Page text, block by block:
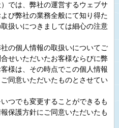
では、弊社の運営するウェブサ
び弊社の業務全般にて知り得た
扱いにつきましては細心の注意
の個人情報の取扱いについてご
せいただいたお客様ならびに弊
様は、その時点でこの個人情報
同意いただいたものとさせてい
つでも変更することができるも
保護方針にご同意いただいたも